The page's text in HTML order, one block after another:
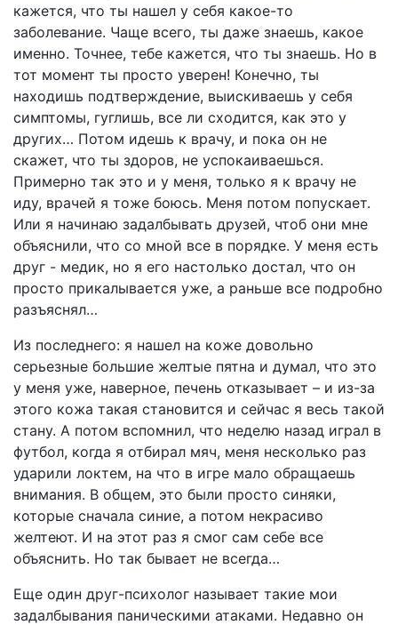
кажется, что ты нашел у себя какое-то
заболевание. Чаще всего, ты даже знаешь, какое
именно. Точнее, тебе кажется, что ты знаешь. Но в
тот момент ты просто уверен! Конечно, ты
находишь подтверждение, выискиваешь у себя
симптомы, гуглишь, все ли сходится, как это у
других… Потом идешь к врачу, и пока он не
скажет, что ты здоров, не успокаиваешься.
Примерно так это и у меня, только я к врачу не
иду, врачей я тоже боюсь. Меня потом попускает.
Или я начинаю задалбывать друзей, чтоб они мне
объяснили, что со мной все в порядке. У меня есть
друг - медик, но я его настолько достал, что он
просто прикалывается уже, а раньше все подробно
разъяснял…
Из последнего: я нашел на коже довольно
серьезные большие желтые пятна и думал, что это
у меня уже, наверное, печень отказывает – и из-за
этого кожа такая становится и сейчас я весь такой
стану. А потом вспомнил, что неделю назад играл в
футбол, когда я отбирал мяч, меня несколько раз
ударили локтем, на что в игре мало обращаешь
внимания. В общем, это были просто синяки,
которые сначала синие, а потом некрасиво
желтеют. И на этот раз я смог сам себе все
объяснить. Но так бывает не всегда…
Еще один друг-психолог называет такие мои
задалбывания паническими атаками. Недавно он